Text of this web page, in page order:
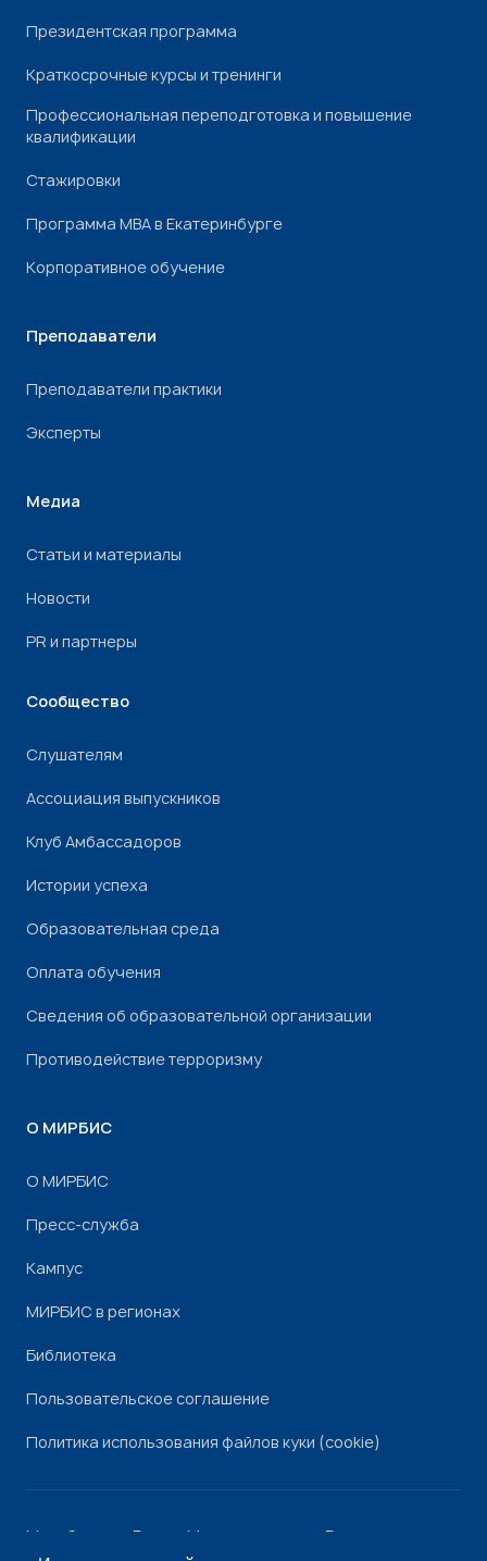
Президентская программа
Краткосрочные курсы и тренинги
Профессиональная переподготовка и повышение
квалификации
Стажировки
Программа МВА в Екатеринбурге
Корпоративное обучение
Преподаватели
Преподаватели практики
Эксперты
Медиа
Статьи и материалы
Новости
PR и партнеры
Сообщество
Слушателям
Ассоциация выпускников
Клуб Амбассадоров
Истории успеха
Образовательная среда
Оплата обучения
Сведения об образовательной организации
Противодействие терроризму
О МИРБИС
О МИРБИС
Пресс-служба
Кампус
МИРБИС в регионах
Библиотека
Пользовательское соглашение
Политика использования файлов куки (cookie)
Минобрнауки России Минпросвещения России